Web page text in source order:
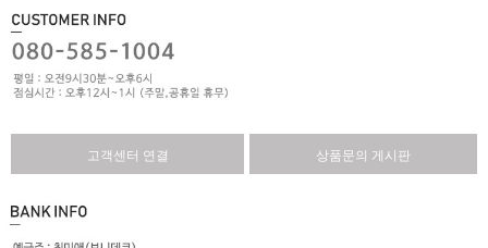
고객센터 연결 상품문의 게시판